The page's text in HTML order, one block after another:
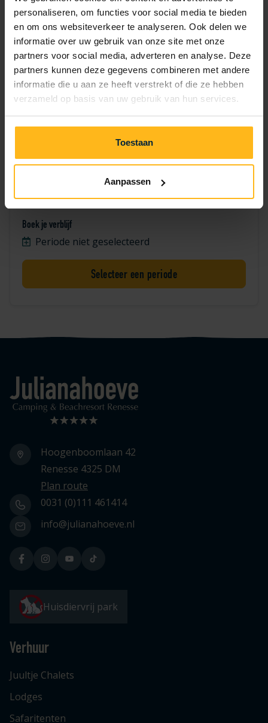
personaliseren, om functies voor social media te bieden
en om ons websiteverkeer te analyseren. Ook delen we
informatie over uw gebruik van onze site met onze
partners voor social media, adverteren en analyse. Deze
partners kunnen deze gegevens combineren met andere
informatie die u aan ze heeft verstrekt of die ze hebben
verzameld op basis van uw gebruik van hun services.
Toestaan
Aanpassen
7 8 9 10 11 12 13
14 15 16 17 18 19
25 27
28 29 30
Boek je verblijf
Periode niet geselecteerd
Selecteer een periode
Logo Julianahoeve
Hoogenboomlaan 42
Renesse 4325 DM
Plan route
0031 (0)111 461414
info@julianahoeve.nl
Huisdiervrij park
Verhuur
Juultje Chalets
Lodges
Safaritenten